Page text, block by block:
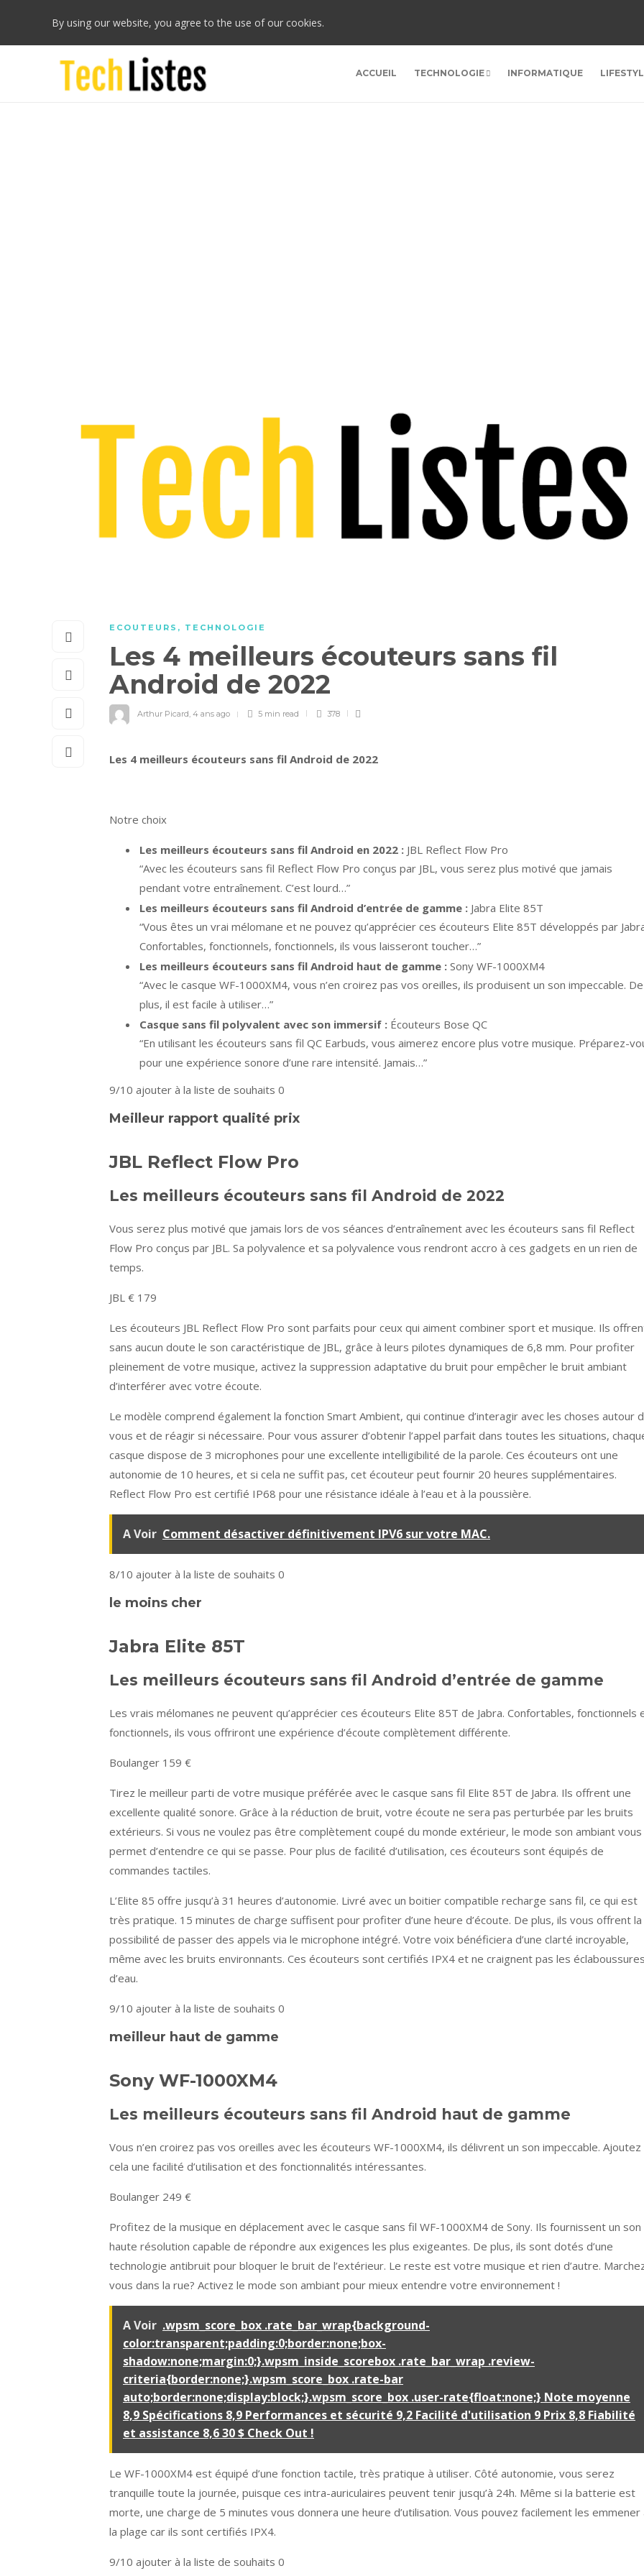
By using our website, you agree to the use of our cookies.
ACCUEIL TECHNOLOGIE INFORMATIQUE
ECOUTEURS , TECHNOLOGIE
Les 4 meilleurs écouteurs sans fil
Android de 2022
Arthur Picard, 4 ans ago 5 min read 378
Les 4 meilleurs écouteurs sans fil Android de 2022
Notre choix
Les meilleurs écouteurs sans fil Android en 2022 : JBL Reflect Flow Pro
“Avec les écouteurs sans fil Reflect Flow Pro conçus par JBL, vous serez plus motivé que jamais
pendant votre entraînement. C’est lourd…”
Les meilleurs écouteurs sans fil Android d’entrée de gamme : Jabra Elite 85T
“Vous êtes un vrai mélomane et ne pouvez qu’apprécier ces écouteurs Elite 85T développés par
Confortables, fonctionnels, fonctionnels, ils vous laisseront toucher…”
Les meilleurs écouteurs sans fil Android haut de gamme : Sony WF-1000XM4
“Avec le casque WF-1000XM4, vous n’en croirez pas vos oreilles, ils produisent un son impeccable. De
plus, il est facile à utiliser…”
Casque sans fil polyvalent avec son immersif : Écouteurs Bose QC
“En utilisant les écouteurs sans fil QC Earbuds, vous aimerez encore plus votre musique. Préparez-
pour une expérience sonore d’une rare intensité. Jamais…”
9/10 ajouter à la liste de souhaits 0
Meilleur rapport qualité prix
JBL Reflect Flow Pro
Les meilleurs écouteurs sans fil Android de 2022
Vous serez plus motivé que jamais lors de vos séances d’entraînement avec les écouteurs sans fil Reflect
Flow Pro conçus par JBL. Sa polyvalence et sa polyvalence vous rendront accro à ces gadgets en un rien de
temps.
JBL € 179
Les écouteurs JBL Reflect Flow Pro sont parfaits pour ceux qui aiment combiner sport et musique. Ils
sans aucun doute le son caractéristique de JBL, grâce à leurs pilotes dynamiques de 6,8 mm. Pour profiter
pleinement de votre musique, activez la suppression adaptative du bruit pour empêcher le bruit ambiant
d’interférer avec votre écoute.
Le modèle comprend également la fonction Smart Ambient, qui continue d’interagir avec les choses autour
vous et de réagir si nécessaire. Pour vous assurer d’obtenir l’appel parfait dans toutes les situations,
casque dispose de 3 microphones pour une excellente intelligibilité de la parole. Ces écouteurs ont une
autonomie de 10 heures, et si cela ne suffit pas, cet écouteur peut fournir 20 heures supplémentaires.
Reflect Flow Pro est certifié IP68 pour une résistance idéale à l’eau et à la poussière.
A Voir Comment désactiver définitivement IPV6 sur votre MAC.
8/10 ajouter à la liste de souhaits 0
le moins cher
Jabra Elite 85T
Les meilleurs écouteurs sans fil Android d’entrée de gamme
Les vrais mélomanes ne peuvent qu’apprécier ces écouteurs Elite 85T de Jabra. Confortables, fonctionnels
fonctionnels, ils vous offriront une expérience d’écoute complètement différente.
Boulanger 159 €
Tirez le meilleur parti de votre musique préférée avec le casque sans fil Elite 85T de Jabra. Ils offrent une
excellente qualité sonore. Grâce à la réduction de bruit, votre écoute ne sera pas perturbée par les bruits
extérieurs. Si vous ne voulez pas être complètement coupé du monde extérieur, le mode son ambiant vous
permet d’entendre ce qui se passe. Pour plus de facilité d’utilisation, ces écouteurs sont équipés de
commandes tactiles.
L’Elite 85 offre jusqu’à 31 heures d’autonomie. Livré avec un boitier compatible recharge sans fil, ce qui est
très pratique. 15 minutes de charge suffisent pour profiter d’une heure d’écoute. De plus, ils vous offrent la
possibilité de passer des appels via le microphone intégré. Votre voix bénéficiera d’une clarté incroyable,
même avec les bruits environnants. Ces écouteurs sont certifiés IPX4 et ne craignent pas les
d’eau.
9/10 ajouter à la liste de souhaits 0
meilleur haut de gamme
Sony WF-1000XM4
Les meilleurs écouteurs sans fil Android haut de gamme
Vous n’en croirez pas vos oreilles avec les écouteurs WF-1000XM4, ils délivrent un son impeccable. Ajoutez
cela une facilité d’utilisation et des fonctionnalités intéressantes.
Boulanger 249 €
Profitez de la musique en déplacement avec le casque sans fil WF-1000XM4 de Sony. Ils fournissent un son
haute résolution capable de répondre aux exigences les plus exigeantes. De plus, ils sont dotés d’une
technologie antibruit pour bloquer le bruit de l’extérieur. Le reste est votre musique et rien d’autre.
vous dans la rue? Activez le mode son ambiant pour mieux entendre votre environnement !
A Voir .wpsm_score_box .rate_bar_wrap{background-
color:transparent;padding:0;border:none;box-
shadow:none;margin:0;}.wpsm_inside_scorebox .rate_bar_wrap .review-
criteria{border:none;}.wpsm_score_box .rate-bar
auto;border:none;display:block;}.wpsm_score_box .user-rate{float:none;} Note moyenne
8,9 Spécifications 8,9 Performances et sécurité 9,2 Facilité d'utilisation 9 Prix 8,8 Fiabilité
et assistance 8,6 30 $ Check Out !
Le WF-1000XM4 est équipé d’une fonction tactile, très pratique à utiliser. Côté autonomie, vous serez
tranquille toute la journée, puisque ces intra-auriculaires peuvent tenir jusqu’à 24h. Même si la batterie est
morte, une charge de 5 minutes vous donnera une heure d’utilisation. Vous pouvez facilement les emmener
la plage car ils sont certifiés IPX4.
9/10 ajouter à la liste de souhaits 0